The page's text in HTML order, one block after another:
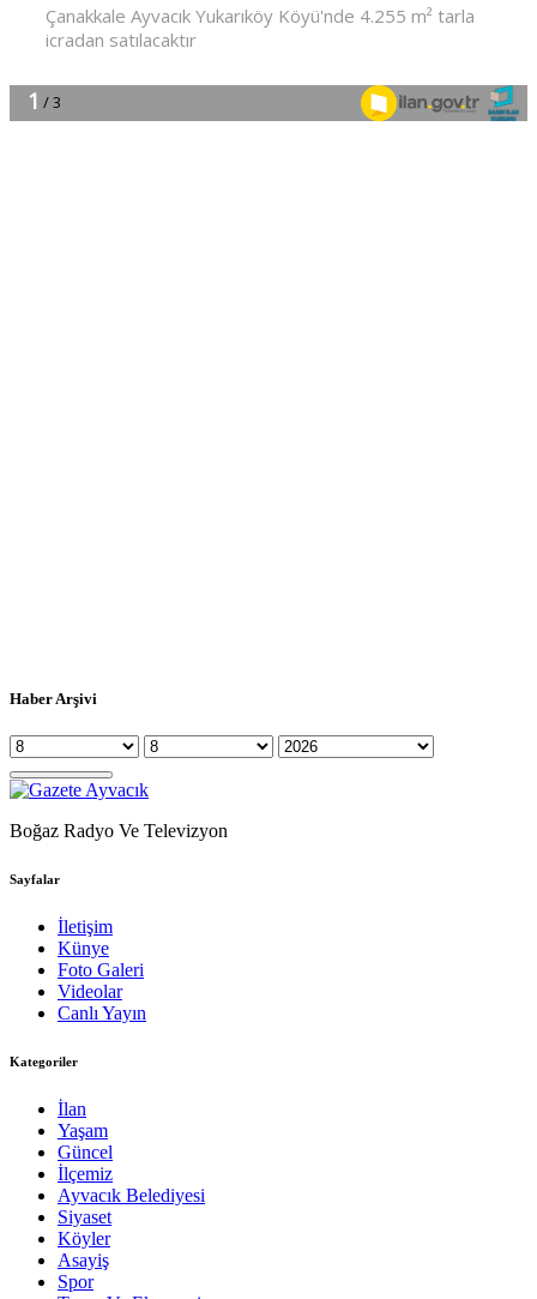
Haber Arşivi
Boğaz Radyo Ve Televizyon
Sayfalar
İletişim
Künye
Foto Galeri
Videolar
Canlı Yayın
Kategoriler
İlan
Yaşam
Güncel
İlçemiz
Ayvacık Belediyesi
Siyaset
Köyler
Asayiş
Spor